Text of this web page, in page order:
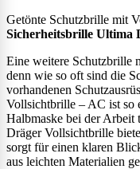
Getönte Schutzbrille mit
Sicherheitsbrille Ultima
Eine weitere Schutzbrille
denn wie so oft sind die
vorhandenen
Vollsichtbrille – AC ist so
Halbmaske bei der Arbeit
Dräger Vollsichtbrille
sorgt für einen klaren
aus leichten Materialien